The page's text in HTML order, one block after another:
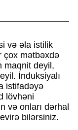
və əla istilik
çox mətbəxdə
maqnit deyil,
İnduksiyalı
istifadəyə
lövhəni
və onları dərhal
bilərsiniz.